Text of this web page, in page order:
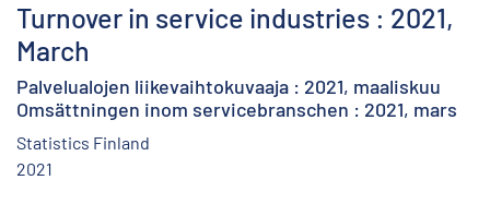
Turnover in service industries : 2021,
March
Palvelualojen liikevaihtokuvaaja : 2021, maaliskuu
Omsättningen inom servicebranschen : 2021, mars
Statistics Finland
2021